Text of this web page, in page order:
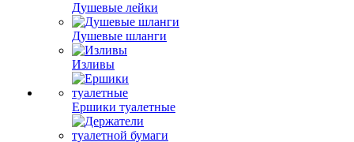
Душевые лейки
Душевые шланги
Изливы
Ершики туалетные